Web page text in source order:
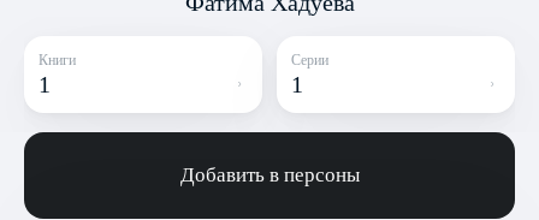
Книги
1
Серии
1
Добавить в персоны